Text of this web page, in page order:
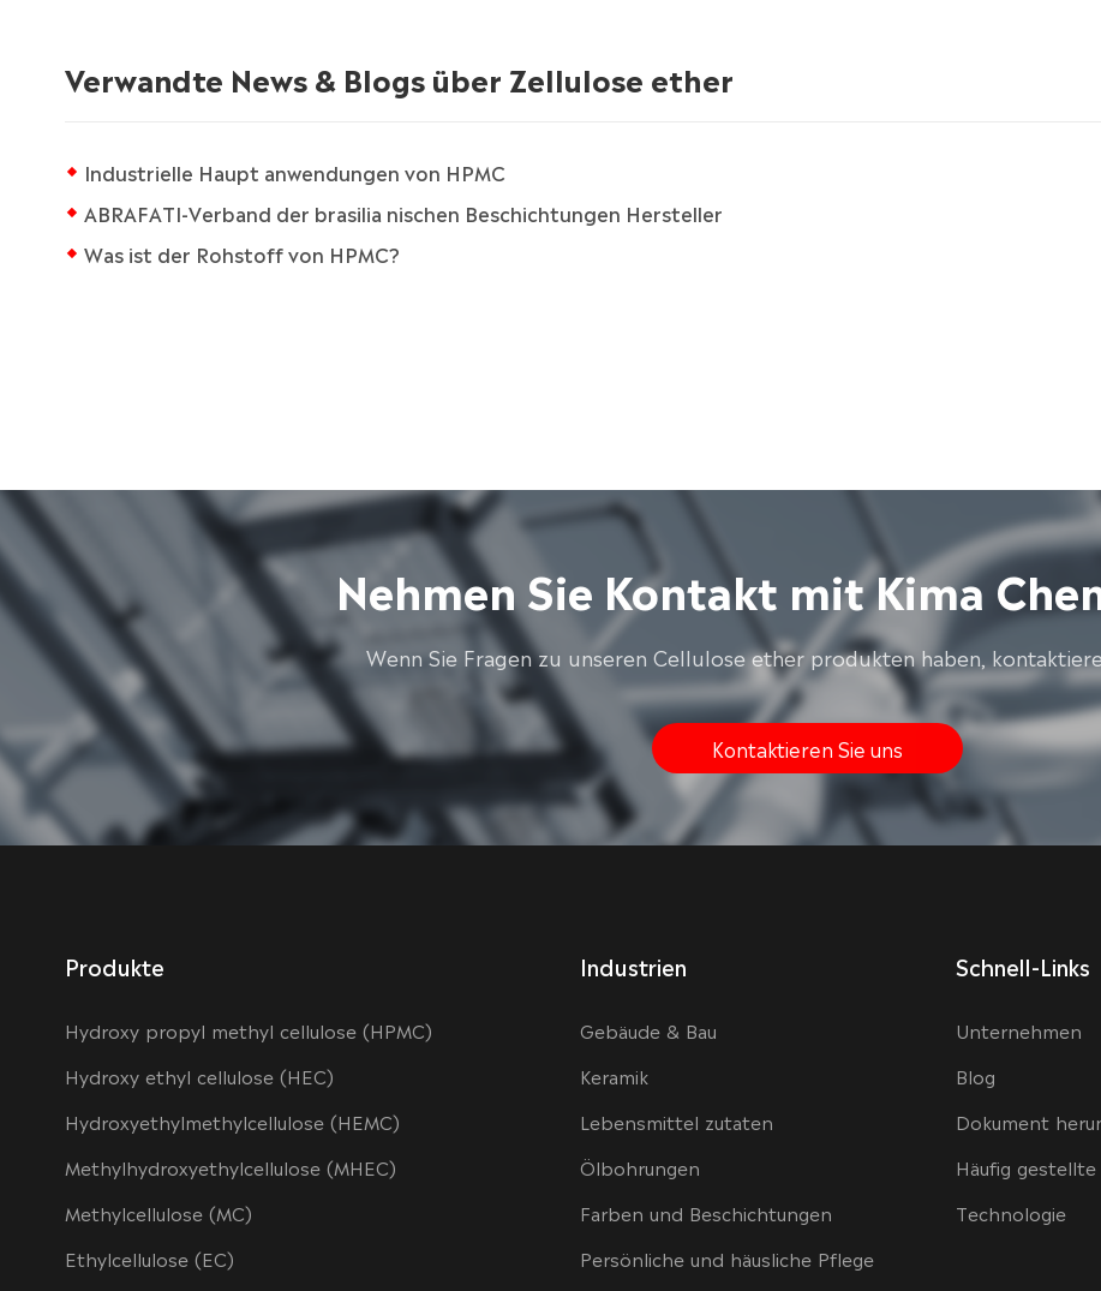
Verwandte News & Blogs über Zellulose ether
Industrielle Haupt anwendungen von HPMC
ABRAFATI-Verband der brasilia nischen Beschichtungen Hersteller
Was ist der Rohstoff von HPMC?
Nehmen Sie Kontakt mit Kima
Wenn Sie Fragen zu unseren Cellulose ether produkten haben,
Kontaktieren Sie uns
Produkte
Hydroxy propyl methyl cellulose (HPMC)
Hydroxy ethyl cellulose (HEC)
Hydroxyethylmethylcellulose (HEMC)
Methylhydroxyethylcellulose (MHEC)
Methylcellulose (MC)
Ethylcellulose (EC)
Industrien
Gebäude & Bau
Keramik
Lebensmittel zutaten
Ölbohrungen
Farben und Beschichtungen
Persönliche und häusliche Pflege
Schnell-Links
Unternehmen
Blog
Dokument
Häufig gestellte
Technologie